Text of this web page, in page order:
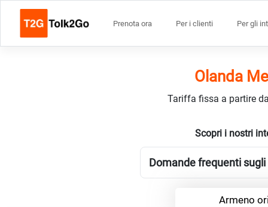
Prenota ora Per i clienti Per gli
Olanda
Tariffa fissa a partire
Scopri i nostri
Domande frequenti
Armeno